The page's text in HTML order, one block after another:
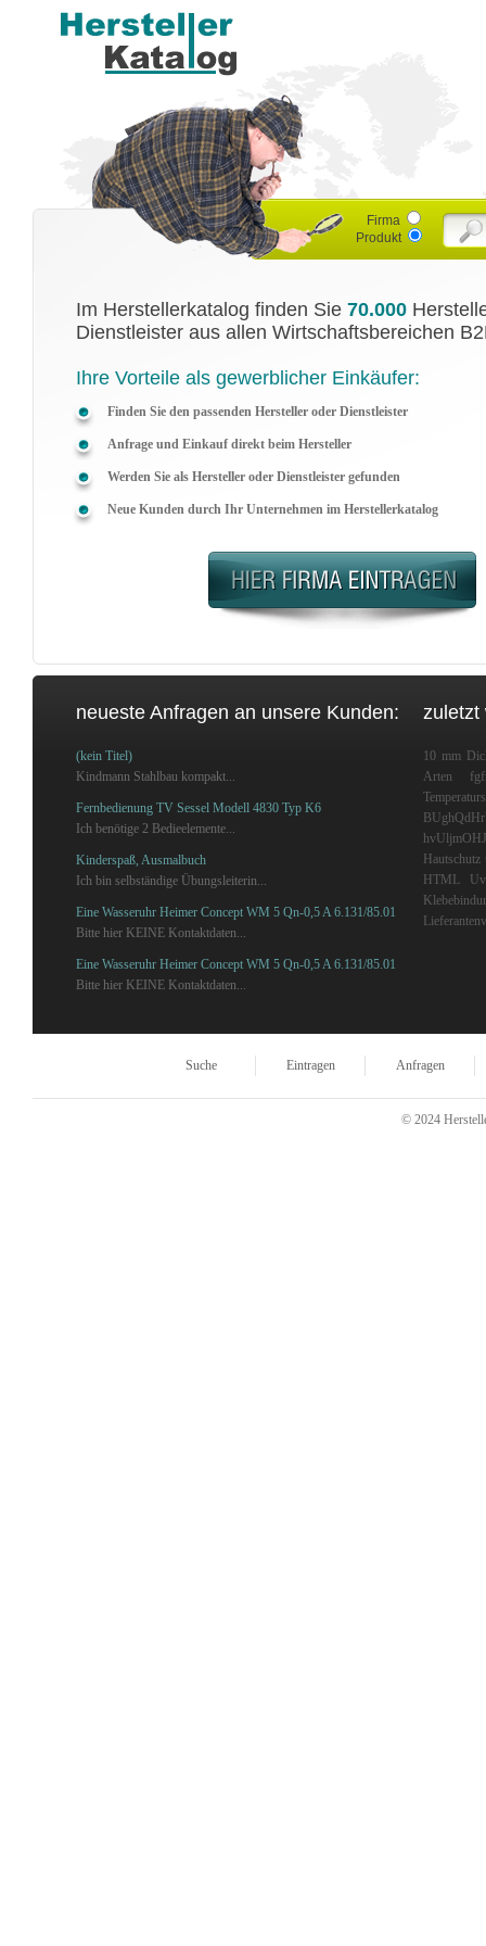
Firma
Produkt
Im Herstellerkatalog finden Sie 70.000
Dienstleister aus allen Wirtschaftsbereichen
Ihre Vorteile als gewerblicher Einkäufer:
Finden Sie den passenden Hersteller oder Dienstleister
Anfrage und Einkauf direkt beim Hersteller
Werden Sie als Hersteller oder Dienstleister gefunden
Neue Kunden durch Ihr Unternehmen im Herstellerkatalog
neueste Anfragen an unsere Kunden:
(kein Titel)
Kindmann Stahlbau kompakt...
Fernbedienung TV Sessel Modell 4830 Typ K6
Ich benötige 2 Bedieelemente...
Kinderspaß, Ausmalbuch
Ich bin selbständige Übungsleiterin...
Eine Wasseruhr Heimer Concept WM 5 Qn-0,5 A 6.131/85.01
Bitte hier KEINE Kontaktdaten...
Eine Wasseruhr Heimer Concept WM 5 Qn-0,5 A 6.131/85.01
Bitte hier KEINE Kontaktdaten...
zuletzt
10 mm
Arten
HTML
Suche Eintragen Anfragen
© 2024